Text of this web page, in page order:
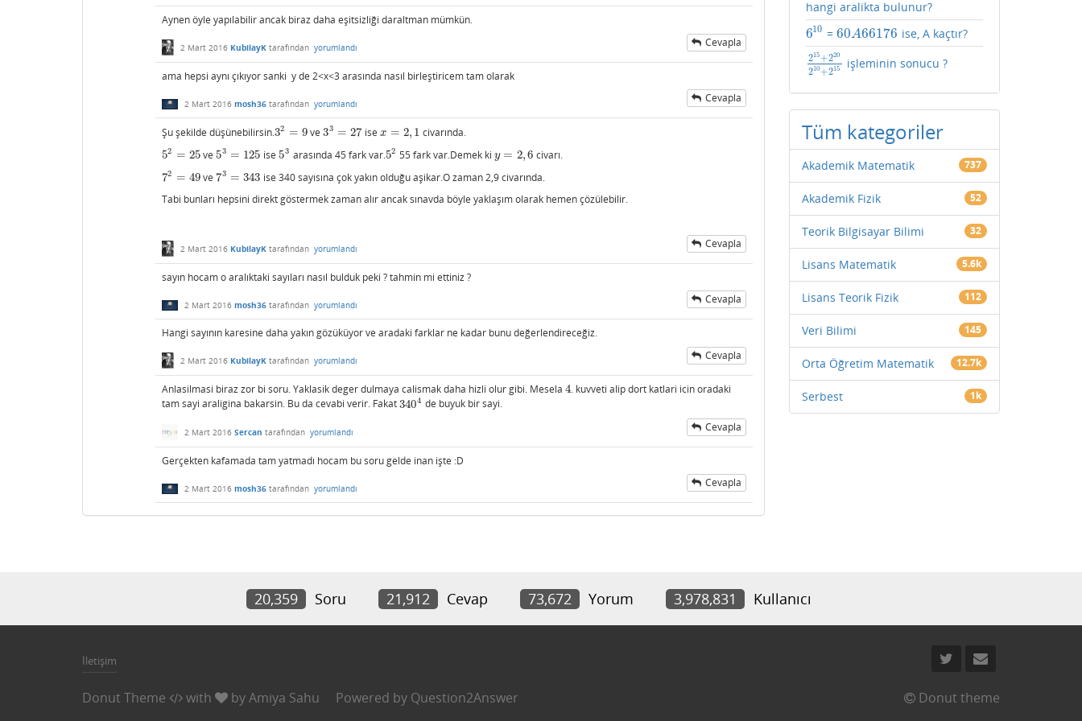
Aynen öyle yapılabilir ancak biraz daha eşitsizliği daraltman mümkün.
2 Mart 2016 KubilayK tarafından yorumlandı Cevapla
ama hepsi aynı çıkıyor sanki y de 2<x<3 arasında nasıl birleştiricem tam olarak
2 Mart 2016 mosh36 tarafından yorumlandı Cevapla
Şu şekilde düşünebilirsin.32 = 9
32 =9 ve33 = 27
33 =27 ise x = 2, 1
x= 2,1
civarında.
52 = 25
52 =25 ve53 = 125
53 =125 ise53
53 arasında 45 fark var.52
52 55 fark var.Demek kiy = 2,6
y=2, 6
civarı.
72 = 49
72 =49 ve 73 = 343
73 =343
ise 340 sayısına çok yakın olduğu aşikar.O zaman 2,9 civarında.
Tabi bunları hepsini direkt göstermek zaman alır ancak sınavda böyle yaklaşım olarak hemen çözülebilir.
2 Mart 2016 KubilayK tarafından yorumlandı Cevapla
sayın hocam o aralıktaki sayıları nasıl bulduk peki ? tahmin mi ettiniz ?
2 Mart 2016 mosh36 tarafından yorumlandı Cevapla
Hangi sayının karesine daha yakın gözüküyor ve aradaki farklar ne kadar bunu değerlendireceğiz.
2 Mart 2016 KubilayK tarafından yorumlandı Cevapla
Anlasilmasi biraz zor bi soru. Yaklasik deger dulmaya calismak daha hizli olur gibi. Mesela 4
4. kuvveti alip dort katlari icin oradaki
tam sayi araligina bakarsin. Bu da cevabi verir. Fakat3404
3404 de buyuk bir sayi.
2 Mart 2016 Sercan tarafından yorumlandı Cevapla
Gerçekten kafamada tam yatmadı hocam bu soru gelde inan işte :D
2 Mart 2016 mosh36 tarafından yorumlandı Cevapla
hangi aralikta bulunur?
610
610 =60A66176
60A66176 ise, A kaçtır?
215+220
210+215
215+220210+215
işleminin sonucu ?
Tüm kategoriler
Akademik Matematik 737
Akademik Fizik 52
Teorik Bilgisayar Bilimi 32
Lisans Matematik 5.6k
Lisans Teorik Fizik 112
Veri Bilimi 145
Orta Öğretim Matematik 12.7k
Serbest 1k
20,359 Soru 21,912 Cevap 73,672 Yorum 3,978,831 Kullanıcı
İletişim
Donut Theme with byAmiya Sahu Powered by Question2Answer Donut theme